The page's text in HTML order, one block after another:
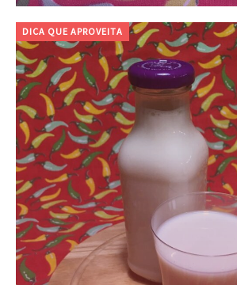
DICA QUE APROVEITA